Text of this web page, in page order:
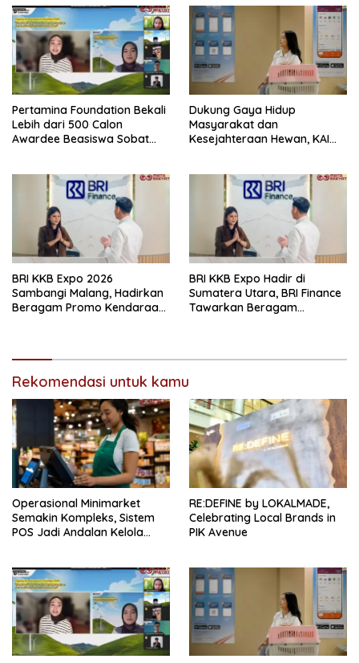
Pertamina Foundation Bekali
Lebih dari 500 Calon
Awardee Beasiswa Sobat
Dukung Gaya Hidup
Masyarakat dan
Kesejahteraan Hewan, KAI
Semester I 2026
BRI KKB Expo 2026
Sambangi Malang, Hadirkan
Beragam Promo Kendaraan
BRI KKB Expo Hadir di
Sumatera Utara, BRI Finance
Tawarkan Beragam
Rekomendasi untuk kamu
Operasional Minimarket
Semakin Kompleks, Sistem
POS Jadi Andalan Kelola
RE:DEFINE by LOKALMADE,
Celebrating Local Brands in
PIK Avenue